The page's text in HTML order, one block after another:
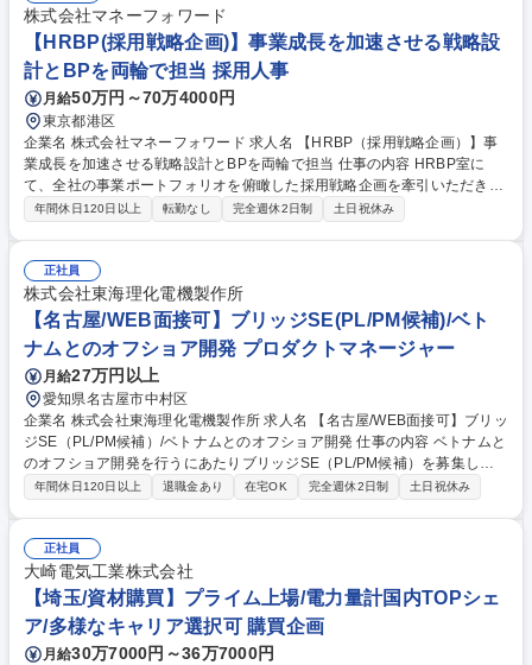
し、鉄鋼事業の更なる拡大や環境・エネルギー関連ビジネスやリサイクル
事業を強化するとともに、M＆Aによる事業拡大、経営基盤の強化として
人材の育成を推進していきます。 募集職種 【法務】プライム市場上場/3
期連続のベア/経営層が近く裁量ある環境
株式会社マネーフォワード
【HRBP(採用戦略企画)】事業成長を加速させる戦略設
計とBPを両輪で担当 採用人事
月給50万円～70万4000円
東京都港区
企業名 株式会社マネーフォワード 求人名 【HRBP（採用戦略企画）】事
業成長を加速させる戦略設計とBPを両輪で担当 仕事の内容 HRBP室に
て、全社の事業ポートフォリオを俯瞰した採用戦略企画を牽引いただきま
す。各本部の事業計画から逆算した「勝てる採用戦略」の構築と、現場の
「採用の質」の追求、投資対効果（ROI）に基づく予算コントロール ■採
用動向や内部の組織データを構造化し、BPマネージャーが「次の一手」
を打つための参謀役として機能 ■採用戦略の設計に留まらず、自らも担当
本部のBPとして現場に入り込み、オンボーディングや離職防止、カルチ
ャー浸透、グループ会社の支援やPMI伴走 募集職種 【HRBP（採用戦略企
画）】事業成長を加速させる戦略設計とBPを両輪で担当
年間休日120日以上 転勤なし 完全週休2日制 土日祝休み
正社員
株式会社東海理化電機製作所
【名古屋/WEB面接可】ブリッジSE(PL/PM候補)/ベト
ナムとのオフショア開発 プロダクトマネージャー
月給27万円以上
愛知県名古屋市中村区
企業名 株式会社東海理化電機製作所 求人名 【名古屋/WEB面接可】ブリッ
ジSE（PL/PM候補）/ベトナムとのオフショア開発 仕事の内容 ベトナムと
のオフショア開発を行うにあたりブリッジSE（PL/PM候補）を募集しま
す。【業務内容】サービス要件を整理し、それに基づく機能の設計・開発
供を行っています。是非、東海理化が実現したい世界感を一緒に試行錯誤
しながら、組織やサービスの拡大・成長を共に楽しみながら切磋琢磨頂け
る仲間を求めています。 ◇TOKAI RIKA Digitalkey WEBページ：https://di
gitalkey.jp/ ◇Bqey WEBページ：https://bqey.com Uqey WEBページ：htt
ps://uqey.com 募集職種 【名古屋/WEB面接可】ブリッジSE（PL/PM候
補）/ベトナムとのオフショア開発
年間休日120日以上 退職金あり 在宅OK 完全週休2日制 土日祝休み
正社員
大崎電気工業株式会社
【埼玉/資材購買】プライム上場/電力量計国内TOPシェ
ア/多様なキャリア選択可 購買企画
月給30万7000円～36万7000円